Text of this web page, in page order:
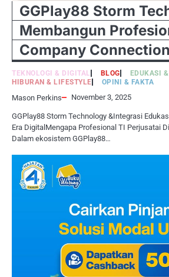
GGPlay88 Storm
Membangun
Company
TEKNOLOGI & DIGITAL BLOG
EDUKASI
HIBURAN & LIFESTYLE
OPINI & FAKTA
Mason Perkins November 3, 2025
GGPlay88 Storm Technology &Integrasi
Era DigitalMengapa Profesional TI Perjusatai
Dalam ekosistem GGPlay88…